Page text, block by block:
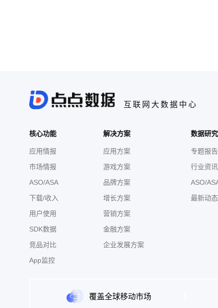
互联网大数据中心
核心功能
应用情报
市场情报
ASO/ASA
下载/收入
用户使用
SDK数据
竞品对比
App监控
解决方案
应用方案
游戏方案
品牌方案
增长方案
营销方案
金融方案
企业发展方案
数据研
专题报告
行业资讯
ASO/
最新动态
覆盖全球移动市场